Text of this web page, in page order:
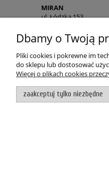
MIRAN
ul. Łódzka 153
miran@miran.info.pl
POMOC
Regulamin sklepu
Dbamy o Twoją
Pliki cookies i pokrewne im
do sklepu lub dostosować
Więcej o plikach cookies
zaakceptuj tylko niezbędne